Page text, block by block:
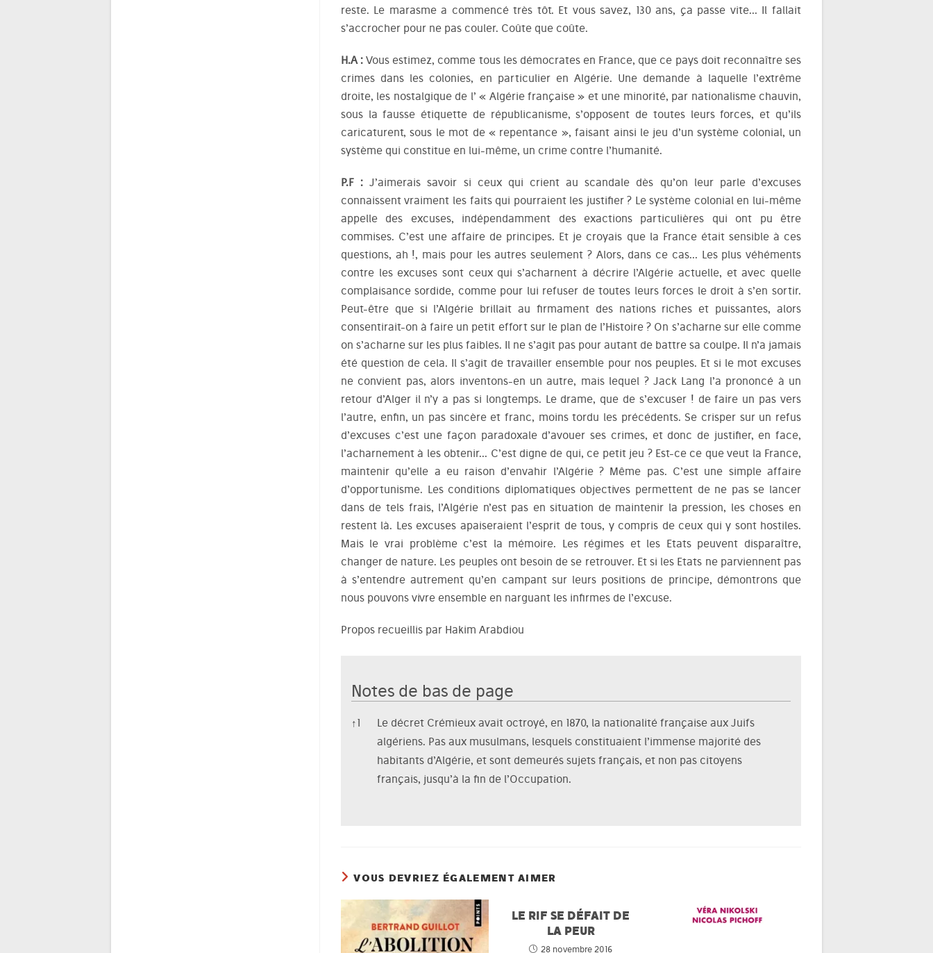
reste. Le marasme a commencé très tôt. Et vous savez, 130 ans, ça passe vite… Il fallait
s’accrocher pour ne pas couler. Coûte que coûte.
H.A : Vous estimez, comme tous les démocrates en France, que ce pays doit reconnaître ses
crimes dans les colonies, en particulier en Algérie. Une demande à laquelle l’extrême
droite, les nostalgique de l’ « Algérie française » et une minorité, par nationalisme chauvin,
sous la fausse étiquette de républicanisme, s’opposent de toutes leurs forces, et qu’ils
caricaturent, sous le mot de « repentance », faisant ainsi le jeu d’un système colonial, un
système qui constitue en lui-même, un crime contre l’humanité.
P.F : J’aimerais savoir si ceux qui crient au scandale dès qu’on leur parle d’excuses
connaissent vraiment les faits qui pourraient les justifier ? Le système colonial en lui-même
appelle des excuses, indépendamment des exactions particulières qui ont pu être
commises. C’est une affaire de principes. Et je croyais que la France était sensible à ces
questions, ah !, mais pour les autres seulement ? Alors, dans ce cas… Les plus véhéments
contre les excuses sont ceux qui s’acharnent à décrire l’Algérie actuelle, et avec quelle
complaisance sordide, comme pour lui refuser de toutes leurs forces le droit à s’en sortir.
Peut-être que si l’Algérie brillait au firmament des nations riches et puissantes, alors
consentirait-on à faire un petit effort sur le plan de l’Histoire ? On s’acharne sur elle comme
on s’acharne sur les plus faibles. Il ne s’agit pas pour autant de battre sa coulpe. Il n’a jamais
été question de cela. Il s’agit de travailler ensemble pour nos peuples. Et si le mot excuses
ne convient pas, alors inventons-en un autre, mais lequel ? Jack Lang l’a prononcé à un
retour d’Alger il n’y a pas si longtemps. Le drame, que de s’excuser ! de faire un pas vers
l’autre, enfin, un pas sincère et franc, moins tordu les précédents. Se crisper sur un refus
d’excuses c’est une façon paradoxale d’avouer ses crimes, et donc de justifier, en face,
l’acharnement à les obtenir… C’est digne de qui, ce petit jeu ? Est-ce ce que veut la France,
maintenir qu’elle a eu raison d’envahir l’Algérie ? Même pas. C’est une simple affaire
d’opportunisme. Les conditions diplomatiques objectives permettent de ne pas se lancer
dans de tels frais, l’Algérie n’est pas en situation de maintenir la pression, les choses en
restent là. Les excuses apaiseraient l’esprit de tous, y compris de ceux qui y sont hostiles.
Mais le vrai problème c’est la mémoire. Les régimes et les Etats peuvent disparaître,
changer de nature. Les peuples ont besoin de se retrouver. Et si les Etats ne parviennent pas
à s’entendre autrement qu’en campant sur leurs positions de principe, démontrons que
nous pouvons vivre ensemble en narguant les infirmes de l’excuse.
Propos recueillis par Hakim Arabdiou
Notes de bas de page
Notes de bas de page
↑1
Le décret Crémieux avait octroyé, en 1870, la nationalité française aux Juifs
algériens. Pas aux musulmans, lesquels constituaient l’immense majorité des
habitants d’Algérie, et sont demeurés sujets français, et non pas citoyens
français, jusqu’à la fin de l’Occupation.
VOUS DEVRIEZ ÉGALEMENT AIMER
LE RIF SE DÉFAIT DE
LA PEUR
28 novembre 2016